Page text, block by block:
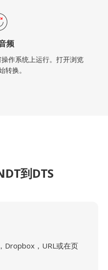
频
作系统上运行。打开浏览
转换。
到DTS
Dropbox，URL或在页